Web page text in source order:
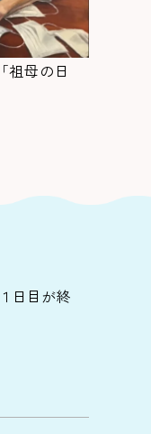
母の日
日目が終